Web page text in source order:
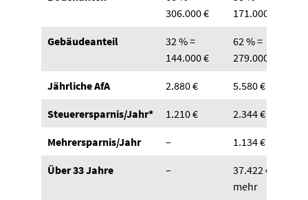
306.000 €
171.000 €
Gebäudeanteil
32 % =
144.000 €
62 % =
279.000 €
Jährliche AfA 2.880 € 5.580 €
Steuerersparnis/Jahr* 1.210 € 2.344 €
Mehrersparnis/Jahr – 1.134 €
Über 33 Jahre –
37.422 €
mehr